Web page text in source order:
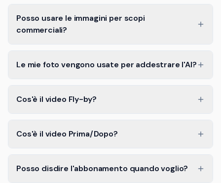
Posso usare le immagini per scopi
commerciali?
Le mie foto vengono usate per addestrare l'AI?
Cos'è il video Fly-by?
Cos'è il video Prima/Dopo?
Posso disdire l'abbonamento quando voglio?